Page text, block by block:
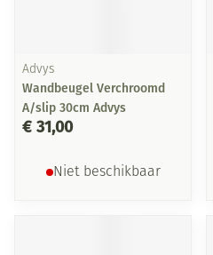
Advys
Wandbeugel Verchroomd
A/slip 30cm Advys
€ 31,00
Niet beschikbaar